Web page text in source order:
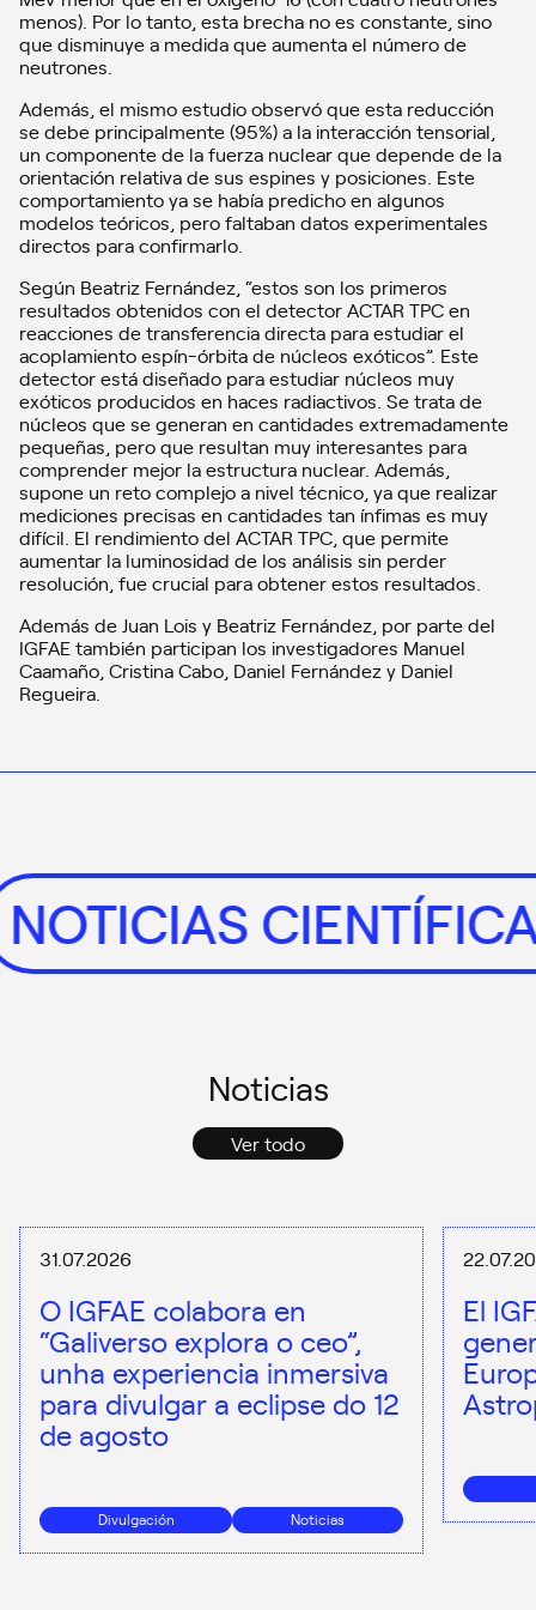
menos). Por lo tanto, esta brecha no es constante, sino
que disminuye a medida que aumenta el número de
neutrones.
Además, el mismo estudio observó que esta reducción
se debe principalmente (95%) a la interacción tensorial,
un componente de la fuerza nuclear que depende de la
orientación relativa de sus espines y posiciones. Este
comportamiento ya se había predicho en algunos
modelos teóricos, pero faltaban datos experimentales
directos para confirmarlo.
Según Beatriz Fernández, “estos son los primeros
resultados obtenidos con el detector ACTAR TPC en
reacciones de transferencia directa para estudiar el
acoplamiento espín-órbita de núcleos exóticos”. Este
detector está diseñado para estudiar núcleos muy
exóticos producidos en haces radiactivos. Se trata de
núcleos que se generan en cantidades extremadamente
pequeñas, pero que resultan muy interesantes para
comprender mejor la estructura nuclear. Además,
supone un reto complejo a nivel técnico, ya que realizar
mediciones precisas en cantidades tan ínfimas es muy
difícil. El rendimiento del ACTAR TPC, que permite
aumentar la luminosidad de los análisis sin perder
resolución, fue crucial para obtener estos resultados.
Además de Juan Lois y Beatriz Fernández, por parte del
IGFAE también participan los investigadores Manuel
Caamaño, Cristina Cabo, Daniel Fernández y Daniel
Regueira.
NOTICIAS
Noticias
Ver todo
31.07.2026
O IGFAE colabora en
“Galiverso explora o ceo”,
unha experiencia inmersiva
para divulgar a eclipse do 12
de agosto
Divulgación Noticias
El